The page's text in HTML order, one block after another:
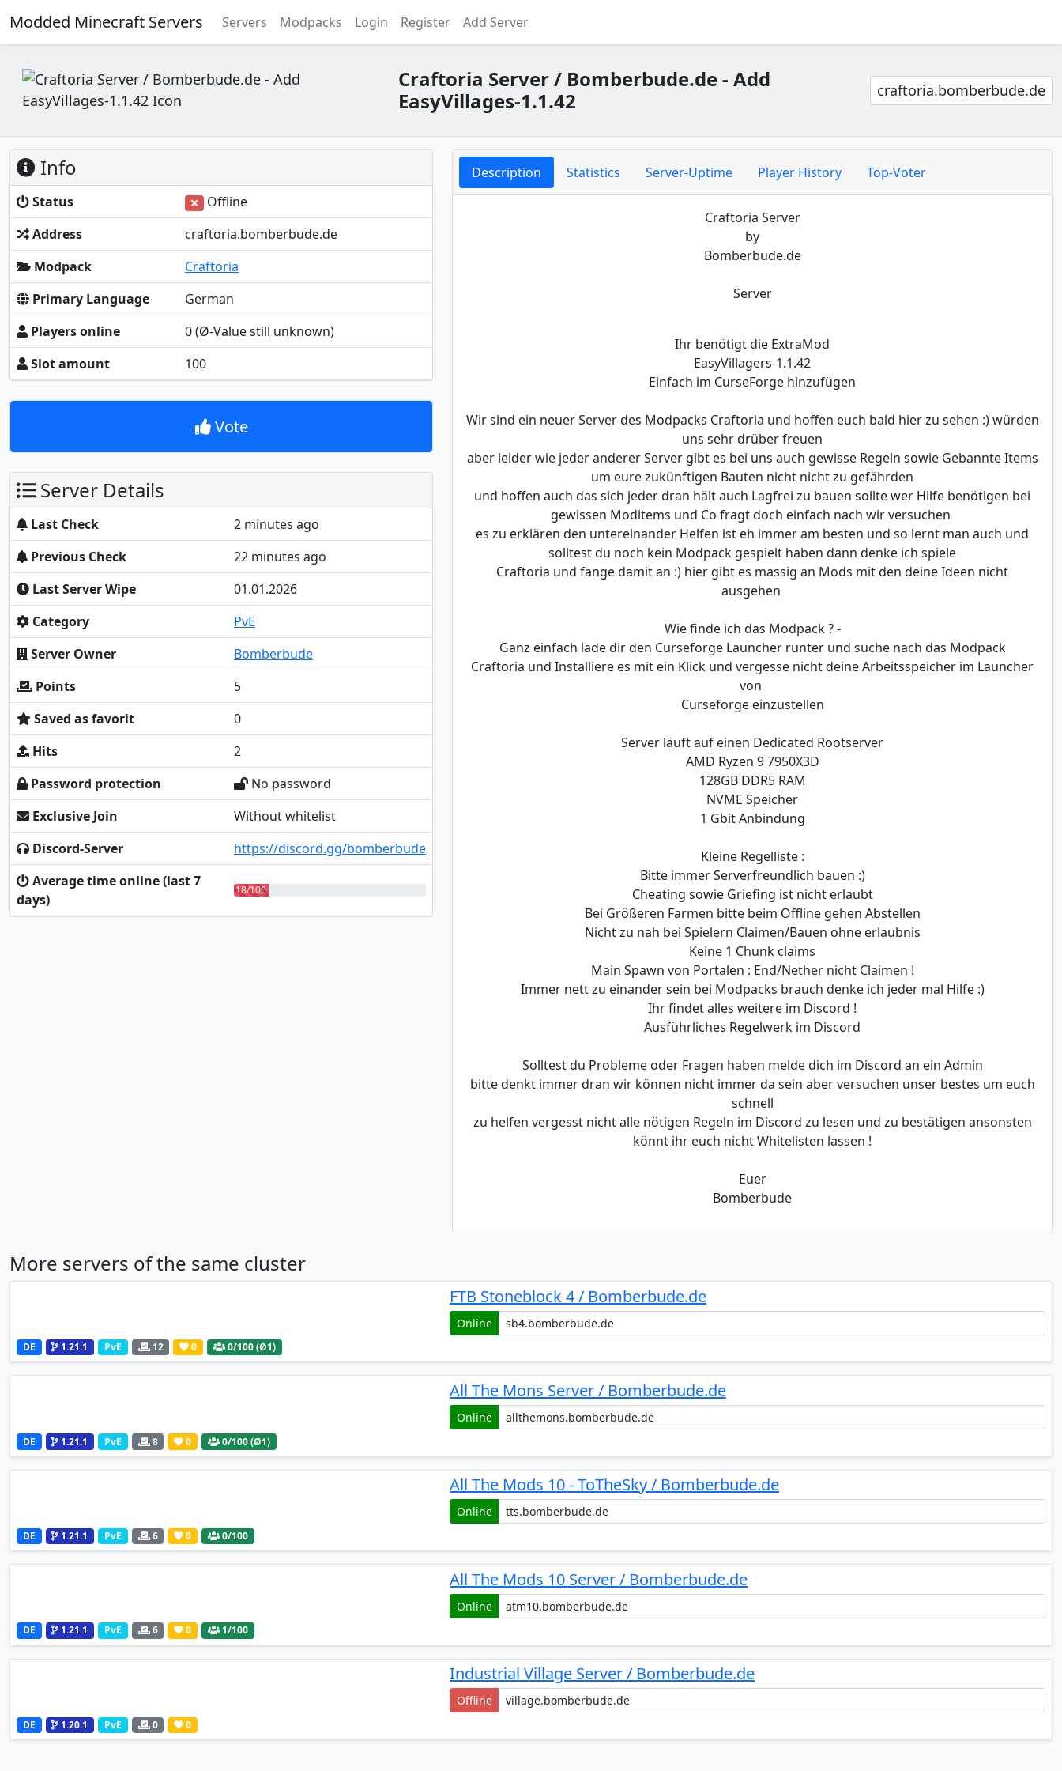
Modded Minecraft Servers Servers Modpacks Login Register Add Server
Craftoria Server / Bomberbude.de - Add
EasyVillages-1.1.42
craftoria.bomberbude.de
Info
Status
Offline
Address
craftoria.bomberbude.de
Modpack
Craftoria
Primary Language
German
Players online
0(Ø-Value still unknown)
Slot amount
100
Vote
Server Details
Last Check
2 minutes ago
Previous Check
22 minutes ago
Last Server Wipe
01.01.2026
Category
PvE
Server Owner
Bomberbude
Points
5
Saved as favorit
0
Hits
2
Password protection
No password
Exclusive Join
Without whitelist
Discord-Server
https://discord.gg/bomberbude
Average time online (last 7
days)
18/100
Description Statistics Server-Uptime Player History Top-Voter
Craftoria Server
by
Bomberbude.de
Server
Ihr benötigt die ExtraMod
EasyVillagers-1.1.42
Einfach im CurseForge hinzufügen
Wir sind ein neuer Server des Modpacks Craftoria und hoffen euch bald hier zu sehen :) würden
uns sehr drüber freuen
aber leider wie jeder anderer Server gibt es bei uns auch gewisse Regeln sowie Gebannte Items
um eure zukünftigen Bauten nicht nicht zu gefährden
und hoffen auch das sich jeder dran hält auch Lagfrei zu bauen sollte wer Hilfe benötigen bei
gewissen Moditems und Co fragt doch einfach nach wir versuchen
es zu erklären den untereinander Helfen ist eh immer am besten und so lernt man auch und
solltest du noch kein Modpack gespielt haben dann denke ich spiele
Craftoria und fange damit an :) hier gibt es massig an Mods mit den deine Ideen nicht
ausgehen
Wie finde ich das Modpack ? -
Ganz einfach lade dir den Curseforge Launcher runter und suche nach das Modpack
Craftoria und Installiere es mit ein Klick und vergesse nicht deine Arbeitsspeicher im Launcher
von
Curseforge einzustellen
Server läuft auf einen Dedicated Rootserver
AMD Ryzen 9 7950X3D
128GB DDR5 RAM
NVME Speicher
1 Gbit Anbindung
Kleine Regelliste :
Bitte immer Serverfreundlich bauen :)
Cheating sowie Griefing ist nicht erlaubt
Bei Größeren Farmen bitte beim Offline gehen Abstellen
Nicht zu nah bei Spielern Claimen/Bauen ohne erlaubnis
Keine 1 Chunk claims
Main Spawn von Portalen : End/Nether nicht Claimen !
Immer nett zu einander sein bei Modpacks brauch denke ich jeder mal Hilfe :)
Ihr findet alles weitere im Discord !
Ausführliches Regelwerk im Discord
Solltest du Probleme oder Fragen haben melde dich im Discord an ein Admin
bitte denkt immer dran wir können nicht immer da sein aber versuchen unser bestes um euch
schnell
zu helfen vergesst nicht alle nötigen Regeln im Discord zu lesen und zu bestätigen ansonsten
könnt ihr euch nicht Whitelisten lassen !
Euer
Bomberbude
More servers of the same cluster
FTB Stoneblock 4 / Bomberbude.de
Online
DE 1.21.1 PvE 12 0 0/100 (Ø1)
All The Mons Server / Bomberbude.de
Online
DE 1.21.1 PvE 8 0 0/100 (Ø1)
All The Mods 10 - ToTheSky / Bomberbude.de
Online
DE 1.21.1 PvE 6 0 0/100
All The Mods 10 Server / Bomberbude.de
Online
DE 1.21.1 PvE 6 0 1/100
Industrial Village Server / Bomberbude.de
Offline
DE 1.20.1 PvE 0 0